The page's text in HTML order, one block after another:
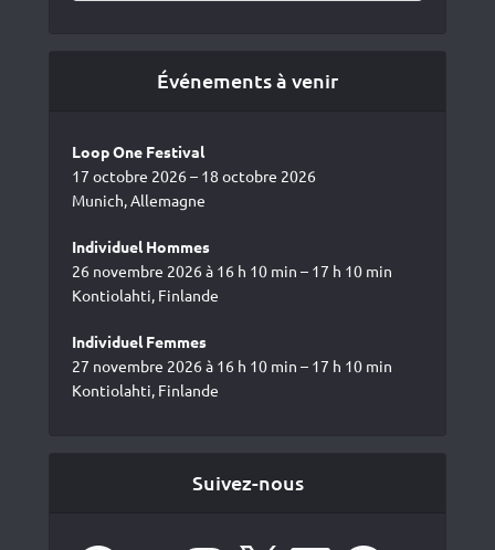
Événements à venir
Loop One Festival
17 octobre 2026 – 18 octobre 2026
Munich, Allemagne
Individuel Hommes
26 novembre 2026 à 16 h 10 min – 17 h 10 min
Kontiolahti, Finlande
Individuel Femmes
27 novembre 2026 à 16 h 10 min – 17 h 10 min
Kontiolahti, Finlande
Suivez-nous